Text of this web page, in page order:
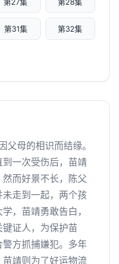
第31集 第32集
母的相识而结缘。
一次受伤后，苗靖
而好景不长，陈父
走到一起，两个孩
，苗靖勇敢告白，
证人，为保护苗
方抓捕嫌犯。多年
靖则为了好运物流